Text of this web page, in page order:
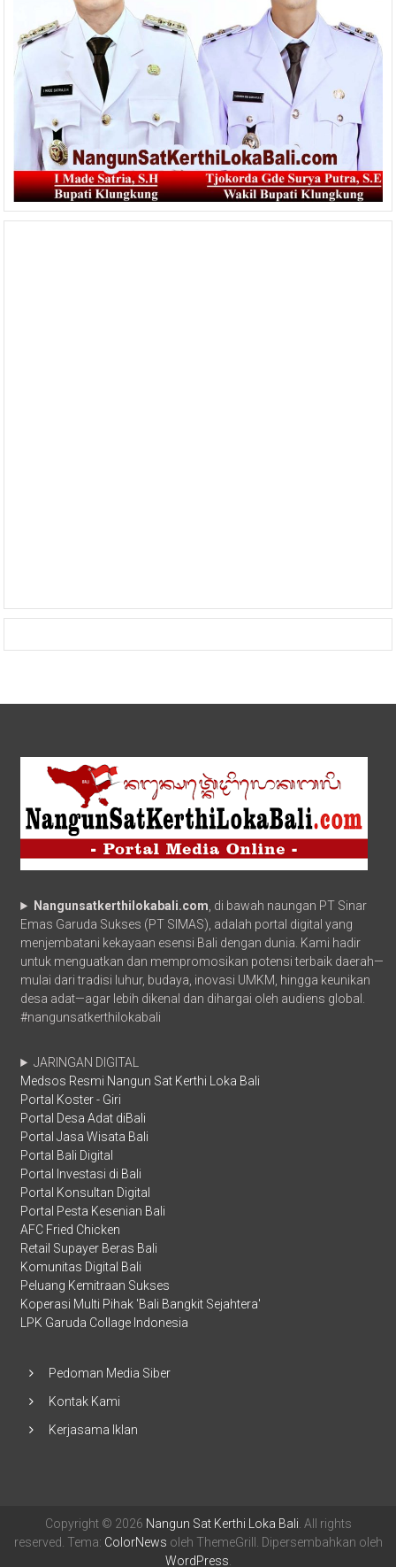
Nangunsatkerthilokabali.com , di bawah naungan PT Sinar
Emas Garuda Sukses (PT SIMAS), adalah portal digital yang
menjembatani kekayaan esensi Bali dengan dunia. Kami hadir
untuk menguatkan dan mempromosikan potensi terbaik daerah—
mulai dari tradisi luhur, budaya, inovasi UMKM, hingga keunikan
desa adat—agar lebih dikenal dan dihargai oleh audiens global.
#nangunsatkerthilokabali
JARINGAN DIGITAL
Medsos Resmi Nangun Sat Kerthi Loka Bali
Portal Koster - Giri
Portal Desa Adat diBali
Portal Jasa Wisata Bali
Portal Bali Digital
Portal Investasi di Bali
Portal Konsultan Digital
Portal Pesta Kesenian Bali
AFC Fried Chicken
Retail Supayer Beras Bali
Komunitas Digital Bali
Peluang Kemitraan Sukses
Koperasi Multi Pihak 'Bali Bangkit Sejahtera'
LPK Garuda Collage Indonesia
Pedoman Media Siber
Kontak Kami
Kerjasama Iklan
Copyright © 2026 Nangun Sat Kerthi Loka Bali . All rights
reserved. Tema: ColorNews oleh ThemeGrill. Dipersembahkan oleh
WordPress